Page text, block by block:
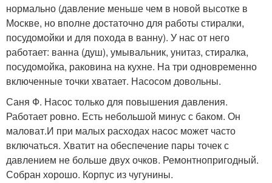
нормально (давление меньше чем в новой высотке в
Москве, но вполне достаточно для работы стиралки,
посудомойки и для похода в ванну). У нас от него
работает: ванна (душ), умывальник, унитаз, стиралка,
посудомойка, раковина на кухне. На три одновременно
включенные точки хватает. Насосом довольны.
Саня Ф. Насос только для повышения давления.
Работает ровно. Есть небольшой минус с баком. Он
маловат.И при малых расходах насос может часто
включаться. Хватит на обеспечение пары точек с
давлением не больше двух очков. Ремонтнопригодный.
Собран хорошо. Корпус из чугунины.